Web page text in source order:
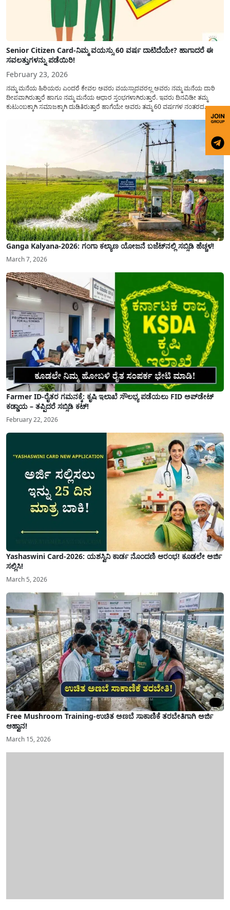
Senior Citizen Card-ನಿಮ್ಮ ವಯಸ್ಸು 60 ವರ್ಷ ದಾಟಿದೆಯೇ? ಹಾಗಾದರೆ ಈ
ಸವಲತ್ತುಗಳನ್ನು ಪಡೆಯಿರಿ!
February 23, 2026
ನಮ್ಮ ಮನೆಯ ಹಿರಿಯರು ಎಂದರೆ ಕೇವಲ ಅವರು ವಯಸ್ಸಾದವರಲ್ಲ ಅವರು ನಮ್ಮ ಮನೆಯ ದಾರಿ
ದೀಪವಾಗಿರುತ್ತಾರೆ ಹಾಗೂ ನಮ್ಮ ಮನೆಯ ಆಧಾರ ಸ್ತಂಭಗಳಾಗಿರುತ್ತಾರೆ. ಇವರು ದಿನವಿಡೀ ತಮ್ಮ
ಕುಟುಂಬಕ್ಕಾಗಿ ಸಮಾಜಕ್ಕಾಗಿ ದುಡಿತಿರುತ್ತಾರೆ ಹಾಗೆಯೇ ಅವರು ತಮ್ಮ 60 ವರ್ಷಗಳ ನಂತರದ
ಜೀವನವನ್ನು ನೆಮ್ಮದಿಯಿಂದ ಕಳೆಯಬೇಕೆಂಬುದು ಪ್ರತಿಯೊಬ್ಬರ ಕನಸಾಗಿರುತ್ತದೆ ಆದ್ದರಿಂದ ಸರ್ಕಾರವು
Ganga Kalyana-2026: ಗಂಗಾ ಕಲ್ಯಾಣ ಯೋಜನೆ ಬಜೆಟ್‌ನಲ್ಲಿ ಸಬ್ಸಿಡಿ ಹೆಚ್ಚಳ!
March 7, 2026
Farmer ID-ರೈತರ ಗಮನಕ್ಕೆ: ಕೃಷಿ ಇಲಾಖೆ ಸೌಲಭ್ಯ ಪಡೆಯಲು FID ಅಪ್‌ಡೇಟ್
ಕಡ್ಡಾಯ – ತಪ್ಪಿದರೆ ಸಬ್ಸಿಡಿ ಕಟ್!
February 22, 2026
Yashaswini Card-2026: ಯಶಸ್ವಿನಿ ಕಾರ್ಡ ನೊಂದಣಿ ಆರಂಭ! ಕೂಡಲೇ ಅರ್ಜಿ
ಸಲ್ಲಿಸಿ!
March 5, 2026
Free Mushroom Training-ಉಚಿತ ಅಣಬೆ ಸಾಕಾಣಿಕೆ ತರಬೇತಿಗಾಗಿ ಅರ್ಜಿ
ಆಹ್ವಾನ!
March 15, 2026